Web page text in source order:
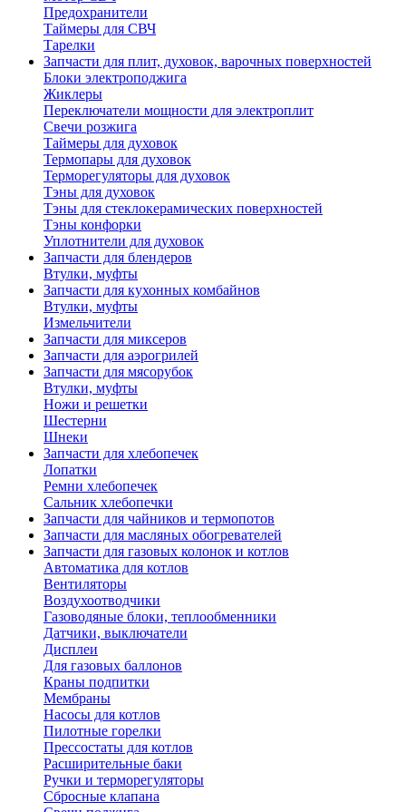
Предохранители
Таймеры для СВЧ
Тарелки
Запчасти для плит, духовок, варочных поверхностей
Блоки электроподжига
Жиклеры
Переключатели мощности для электроплит
Свечи розжига
Таймеры для духовок
Термопары для духовок
Терморегуляторы для духовок
Тэны для духовок
Тэны для стеклокерамических поверхностей
Тэны конфорки
Уплотнители для духовок
Запчасти для блендеров
Втулки, муфты
Запчасти для кухонных комбайнов
Втулки, муфты
Измельчители
Запчасти для миксеров
Запчасти для аэрогрилей
Запчасти для мясорубок
Втулки, муфты
Ножи и решетки
Шестерни
Шнеки
Запчасти для хлебопечек
Лопатки
Ремни хлебопечек
Сальник хлебопечки
Запчасти для чайников и термопотов
Запчасти для масляных обогревателей
Запчасти для газовых колонок и котлов
Автоматика для котлов
Вентиляторы
Воздухоотводчики
Газоводяные блоки, теплообменники
Датчики, выключатели
Дисплеи
Для газовых баллонов
Краны подпитки
Мембраны
Насосы для котлов
Пилотные горелки
Прессостаты для котлов
Расширительные баки
Ручки и терморегуляторы
Сбросные клапана